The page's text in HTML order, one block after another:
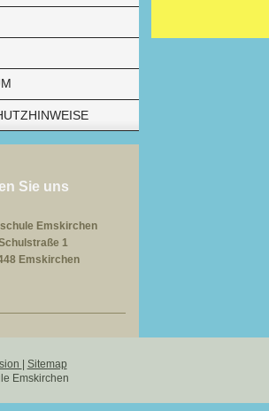
Sie uns
Emskirchen
1
Emskirchen
Sitemap
Emskirchen